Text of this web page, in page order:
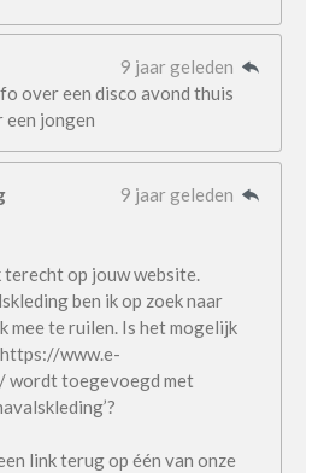
9 jaar geleden
over een disco avond thuis
jongen
9 jaar geleden
terecht op jouw website.
ben ik op zoek naar
mee te ruilen. Is het mogelijk
www.e-
wordt toegevoegd met
link terug op één van onze